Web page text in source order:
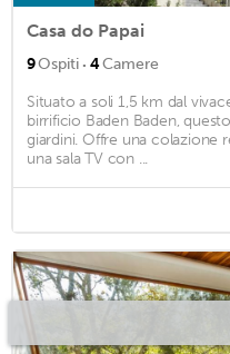
Casa do Papai
9Ospiti · 4Camere
Situato a soli 1,5 km dal
birrificio Baden Baden,
giardini. Offre una colazione
una sala TV con ...